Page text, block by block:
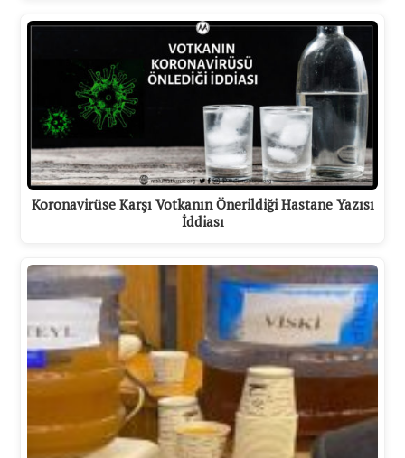
Koronavirüse Karşı Votkanın Önerildiği Hastane Yazısı
İddiası